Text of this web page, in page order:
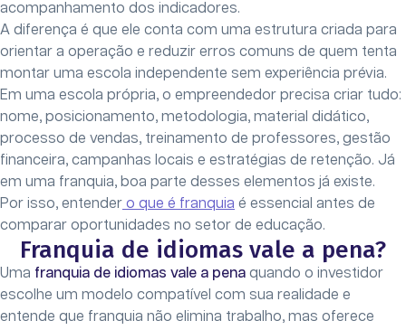
acompanhamento dos indicadores.
A diferença é que ele conta com uma estrutura criada para
orientar a operação e reduzir erros comuns de quem tenta
montar uma escola independente sem experiência prévia.
Em uma escola própria, o empreendedor precisa criar tudo:
nome, posicionamento, metodologia, material didático,
processo de vendas, treinamento de professores, gestão
financeira, campanhas locais e estratégias de retenção. Já
em uma franquia, boa parte desses elementos já existe.
Por isso, entender o que é franquia é essencial antes de
comparar oportunidades no setor de educação.
Franquia de idiomas vale a pena?
Uma franquia de idiomas vale a pena quando o investidor
escolhe um modelo compatível com sua realidade e
entende que franquia não elimina trabalho, mas oferece